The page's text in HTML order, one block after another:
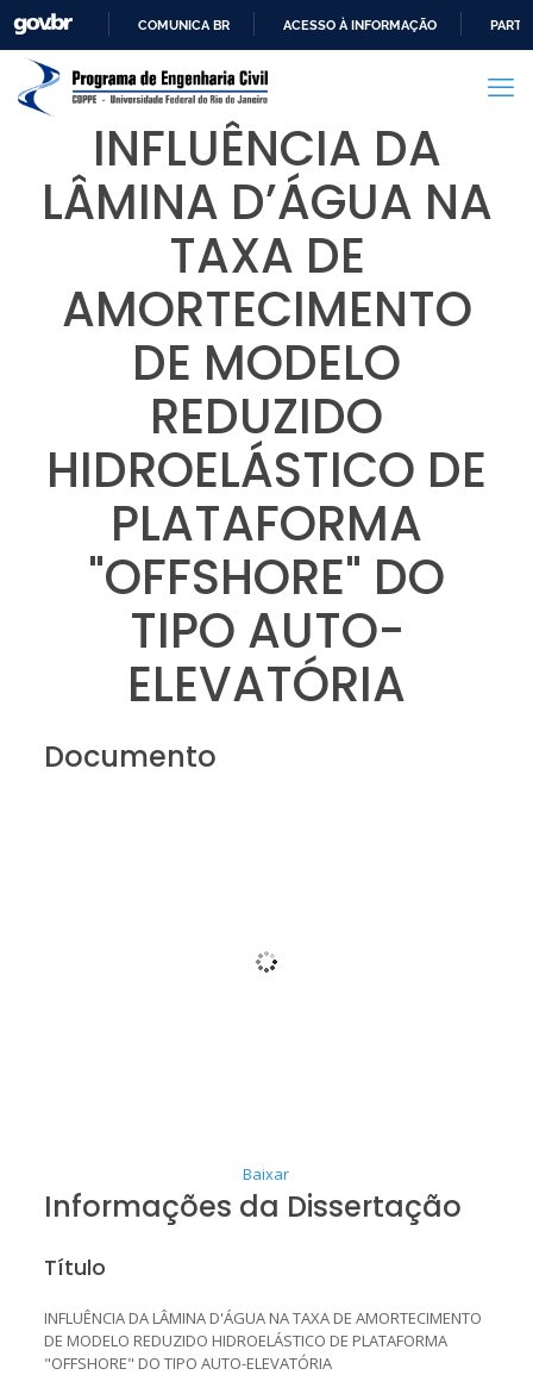
PARA
CONTEÚDO
COMUNICA BR ACESSO À INFORMAÇÃO
INFLUÊNCIA DA
LÂMINA D’ÁGUA NA
TAXA DE
AMORTECIMENTO
DE MODELO
REDUZIDO
HIDROELÁSTICO DE
PLATAFORMA
"OFFSHORE" DO
TIPO AUTO-
ELEVATÓRIA
Documento
Baixar
Informações da Dissertação
Título
INFLUÊNCIA DA LÂMINA D'ÁGUA NA TAXA DE AMORTECIMENTO
DE MODELO REDUZIDO HIDROELÁSTICO DE PLATAFORMA
"OFFSHORE" DO TIPO AUTO-ELEVATÓRIA